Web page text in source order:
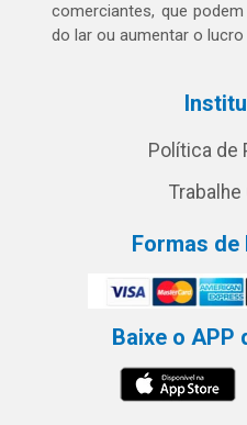
comerciantes, que
do lar ou aumentar o
Política de
Formas de
Baixe o APP